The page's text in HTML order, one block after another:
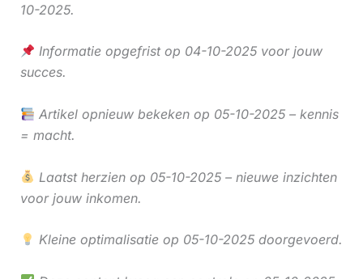
10-2025.
Informatie opgefrist op 04-10-2025 voor jouw
succes.
Artikel opnieuw bekeken op 05-10-2025 – kennis
= macht.
Laatst herzien op 05-10-2025 – nieuwe inzichten
voor jouw inkomen.
Kleine optimalisatie op 05-10-2025 doorgevoerd.